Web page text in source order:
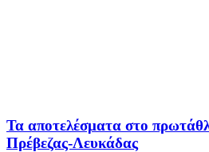
Τα αποτελέσματα στο
Πρέβεζας-Λευκάδας